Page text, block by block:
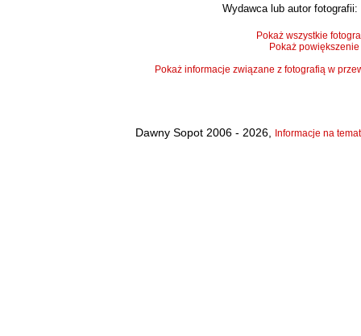
Wydawca lub autor fotografii:
Pokaż wszystkie
Pokaż powiększenie
Pokaż informacje związane z fotografią w
Dawny Sopot 2006 - 2026, Informacje na